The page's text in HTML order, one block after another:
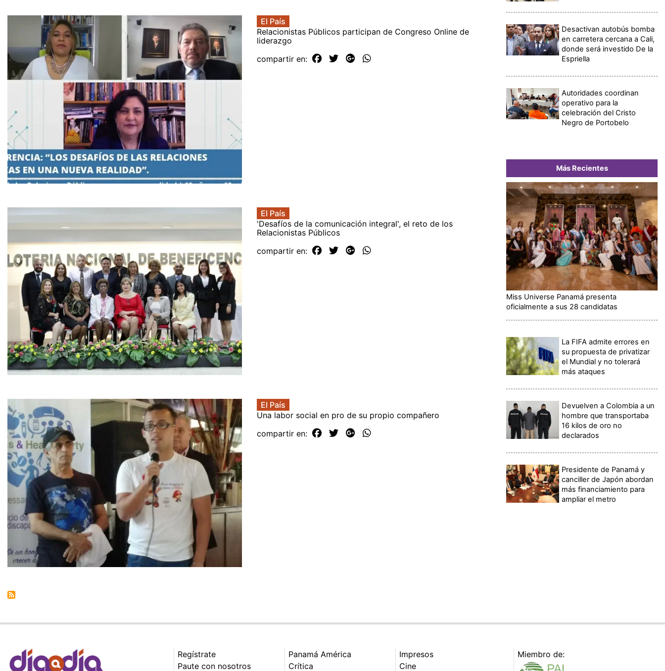
El País
Relacionistas Públicos participan de Congreso Online de
liderazgo
compartir en:
El País
'Desafíos de la comunicación integral', el reto de los
Relacionistas Públicos
compartir en:
El País
Una labor social en pro de su propio compañero
compartir en:
Desactivan autobús bomba
en carretera cercana a Cali,
donde será investido De la
Espriella
Autoridades coordinan
operativo para la
celebración del Cristo
Negro de Portobelo
Más Recientes
Miss Universe Panamá presenta
oficialmente a sus 28 candidatas
La FIFA admite errores en
su propuesta de privatizar
el Mundial y no tolerará
más ataques
Devuelven a Colombia a un
hombre que transportaba
16 kilos de oro no
declarados
Presidente de Panamá y
canciller de Japón abordan
más financiamiento para
ampliar el metro
Regístrate
Paute con nosotros
Panamá América
Crítica
Impresos
Cine
Miembro de: